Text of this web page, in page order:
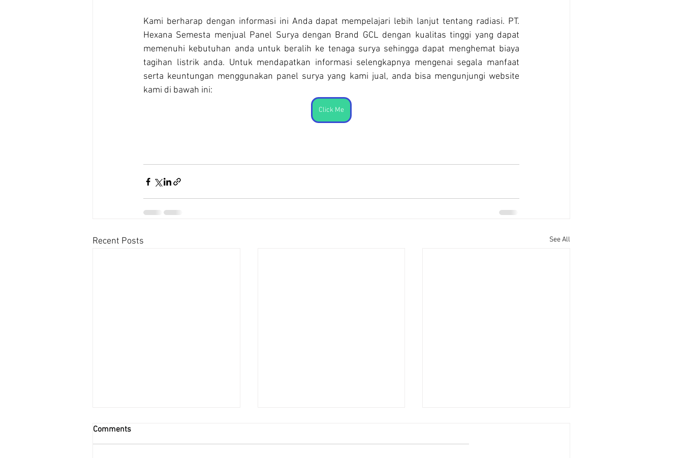
Kami berharap dengan informasi ini Anda dapat mempelajari lebih lanjut tentang radiasi. PT.
Hexana Semesta menjual Panel Surya dengan Brand GCL dengan kualitas tinggi yang dapat
memenuhi kebutuhan anda untuk beralih ke tenaga surya sehingga dapat menghemat biaya
tagihan listrik anda. Untuk mendapatkan informasi selengkapnya mengenai segala manfaat
serta keuntungan menggunakan panel surya yang kami jual, anda bisa mengunjungi website
kami di bawah ini:
Click Me
Recent Posts See All
Comments